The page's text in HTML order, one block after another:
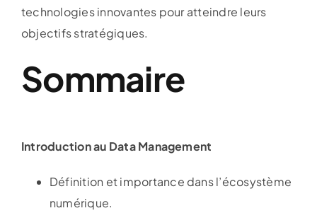
technologies innovantes pour atteindre leurs
objectifs stratégiques.
Sommaire
Introduction au Data Management
Définition et importance dans l’écosystème
numérique.